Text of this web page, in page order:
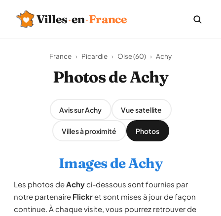
Villes·en·France
France › Picardie › Oise (60) › Achy
Photos de Achy
Avis sur Achy Vue satellite
Villes à proximité Photos
Images de Achy
Les photos deAchyci-dessous sont fournies par
notre partenaire Flickret sont mises à jour de façon
continue. À chaque visite, vous pourrez retrouver de